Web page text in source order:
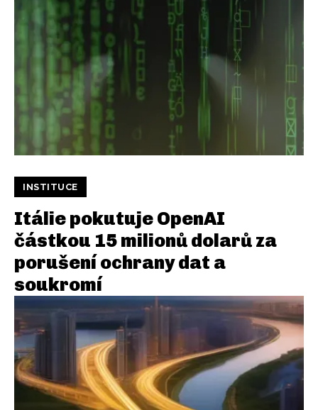
INSTITUCE
Itálie pokutuje OpenAI
částkou 15 milionů dolarů za
porušení ochrany dat a
soukromí